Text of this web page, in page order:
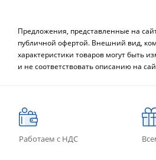
Предложения, представленные на
публичной офертой. Внешний вид,
характеристики товаров могут быть
и не соответствовать описанию на
Работаем с НДС